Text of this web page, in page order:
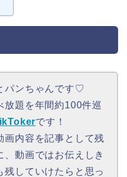
パンちゃんです♡
放題を年間約100件巡
です！
画内容を記事として残
、動画ではお伝えしき
残していけたらと思っ